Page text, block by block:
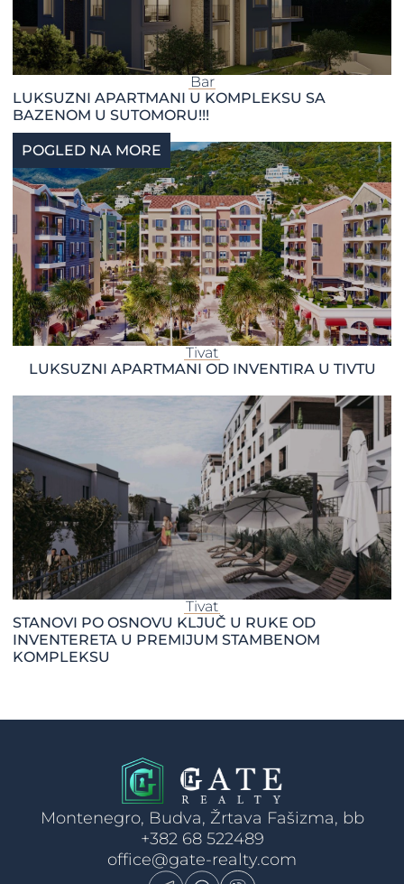
Bar
LUKSUZNI APARTMANI U KOMPLEKSU SA
BAZENOM U SUTOMORU!!!
POGLED NA MORE
Tivat
LUKSUZNI APARTMANI OD INVENTIRA U TIVTU
Tivat
STANOVI PO OSNOVU KLJUČ U RUKE OD
INVENTERETA U PREMIJUM STAMBENOM
KOMPLEKSU
Montenegro, Budva, Žrtava Fašizma, bb
+382 68 522489
office@gate-realty.com